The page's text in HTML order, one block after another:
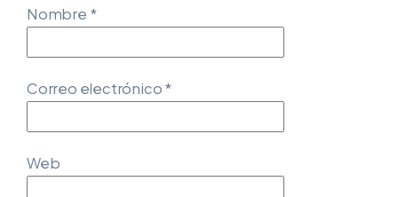
Nombre *
Correo electrónico*
Web